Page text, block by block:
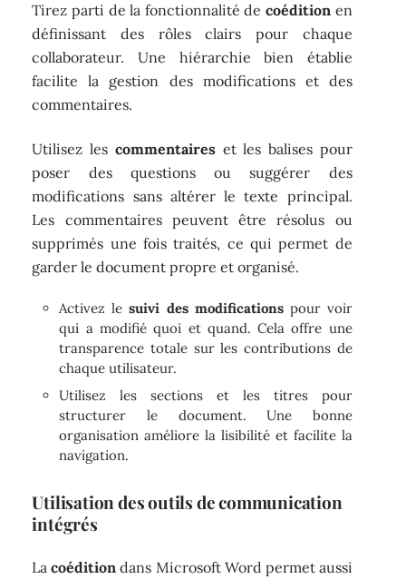
Tirez parti de la fonctionnalité decoédition en
définissant des rôles clairs pour chaque
collaborateur. Une hiérarchie bien établie
facilite la gestion des modifications et des
commentaires.
Utilisez les commentaireset les balises pour
poser des questions ou suggérer des
modifications sans altérer le texte principal.
Les commentaires peuvent être résolus ou
supprimés une fois traités, ce qui permet de
garder le document propre et organisé.
Activez lesuivi des modificationspour voir
qui a modifié quoi et quand. Cela offre une
transparence totale sur les contributions de
chaque utilisateur.
Utilisez les sections et les titres pour
structurer le document. Une bonne
organisation améliore la lisibilité et facilite la
navigation.
Utilisation des outils de communication
intégrés
Lacoédition dans Microsoft Word permet aussi